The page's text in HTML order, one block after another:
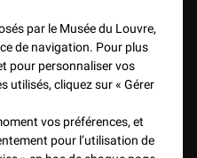
par le Musée du Louvre,
de navigation. Pour plus
pour personnaliser vos
utilisés, cliquez sur « Gérer
vos préférences, et
pour l’utilisation de
- Episode 17 : Les Esclaves
18 : Le Sarcophage des époux